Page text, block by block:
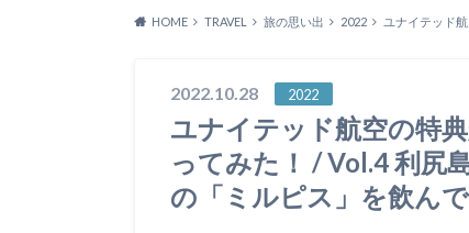
HOME TRAVEL 旅の思い出 2022 ユナイテッド
2022.10.28 2022
ユナイテッド航空の特
ってみた！ / Vol.4 利
の「ミルピス」を飲ん